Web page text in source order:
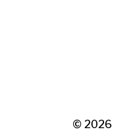
© 2026